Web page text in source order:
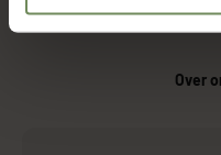
Over